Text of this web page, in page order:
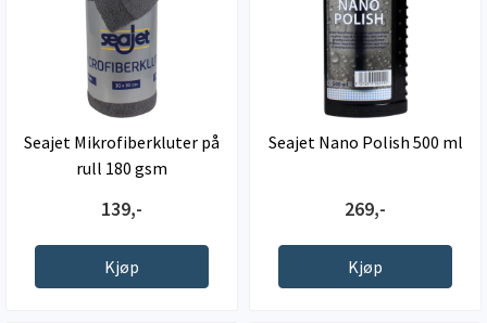
Seajet Mikrofiberkluter på
rull 180 gsm
139,-
Kjøp
Seajet Nano Polish 500 ml
269,-
Kjøp